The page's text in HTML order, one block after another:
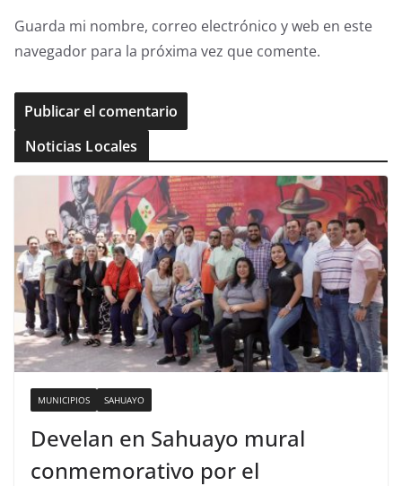
Guarda mi nombre, correo electrónico y web en este
navegador para la próxima vez que comente.
Noticias Locales
MUNICIPIOS SAHUAYO
Develan en Sahuayo mural
conmemorativo por el